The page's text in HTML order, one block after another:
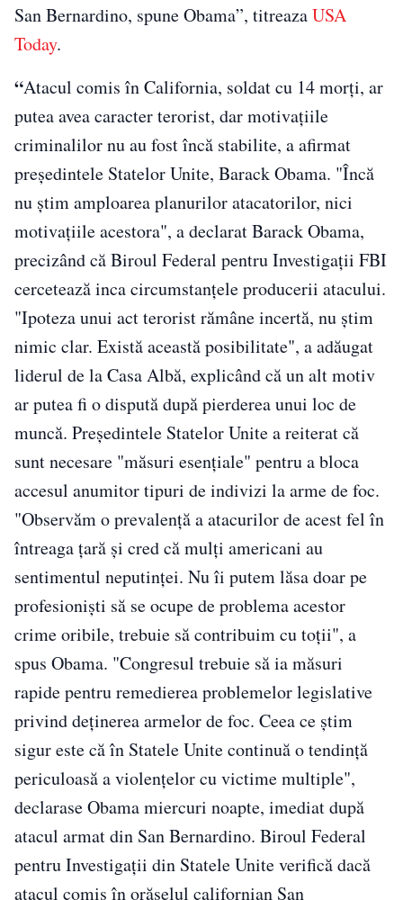
San Bernardino, spune Obama”, titreazaUSA
Today.
“Atacul comis în California, soldat cu 14 morţi, ar
putea avea caracter terorist, dar motivaţiile
criminalilor nu au fost încă stabilite, a afirmat
preşedintele Statelor Unite, Barack Obama. "Încă
nu ştim amploarea planurilor atacatorilor, nici
motivaţiile acestora", a declarat Barack Obama,
precizând că Biroul Federal pentru Investigaţii FBI
cercetează inca circumstanţele producerii atacului.
"Ipoteza unui act terorist rămâne incertă, nu ştim
nimic clar. Există această posibilitate", a adăugat
liderul de la Casa Albă, explicând că un alt motiv
ar putea fi o dispută după pierderea unui loc de
muncă. Preşedintele Statelor Unite a reiterat că
sunt necesare "măsuri esenţiale" pentru a bloca
accesul anumitor tipuri de indivizi la arme de foc.
"Observăm o prevalenţă a atacurilor de acest fel în
întreaga ţară şi cred că mulţi americani au
sentimentul neputinţei. Nu îi putem lăsa doar pe
profesionişti să se ocupe de problema acestor
crime oribile, trebuie să contribuim cu toţii", a
spus Obama. "Congresul trebuie să ia măsuri
rapide pentru remedierea problemelor legislative
privind deţinerea armelor de foc. Ceea ce ştim
sigur este că în Statele Unite continuă o tendinţă
periculoasă a violenţelor cu victime multiple",
declarase Obama miercuri noapte, imediat după
atacul armat din San Bernardino. Biroul Federal
pentru Investigaţii din Statele Unite verifică dacă
atacul comis în orăşelul californian San